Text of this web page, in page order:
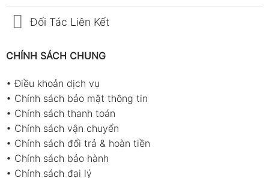
Đối Tác Liên Kết
CHÍNH SÁCH CHUNG
•Điều khoản dịch vụ
• Chính sách bảo mật thông tin
• Chính sách thanh toán
• Chính sách vận chuyển
• Chính sách đổi trả & hoàn tiền
• Chính sách bảo hành
• Chính sách đại lý